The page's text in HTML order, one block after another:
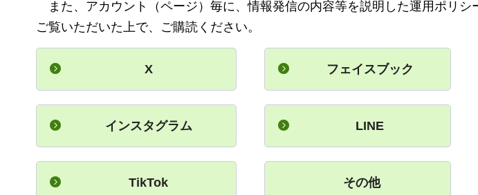
また、アカウント（ページ）毎に、情報発信の内容等を説明した運用ポリ
ご覧いただいた上で、ご購読ください。
X フェイスブック
インスタグラム
TikTok
LINE
その他